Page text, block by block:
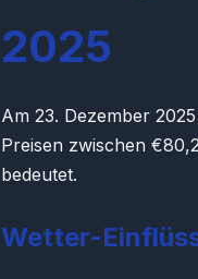
2025
Am 23. Dezember
Preisen zwischen
bedeutet.
Wetter-